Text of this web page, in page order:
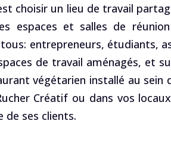
choisir un lieu de travail
espaces et salles de
entrepreneurs, étudiants,
de travail aménagés, et
végétarien installé au
Créatif ou dans vos
de ses clients.